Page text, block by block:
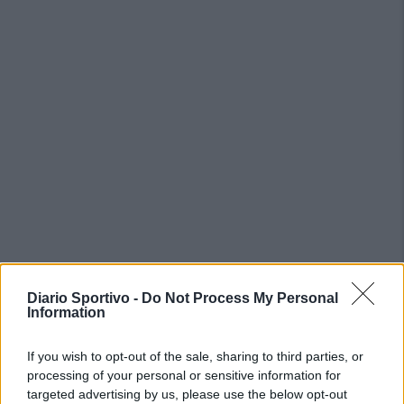
Diario Sportivo - Do Not Process My Personal
Information
If you wish to opt-out of the sale, sharing to third parties, or
processing of your personal or sensitive information for
targeted advertising by us, please use the below opt-out
PIÙ LETTI OGGI
L'Ossese si prepara all'esordio in D: Forzati,
Cabrera, Tesio, Limongelli, Bolzicco e tanti